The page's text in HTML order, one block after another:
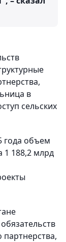
в
сельских
года объем
1 188,2 млрд
партнерства,